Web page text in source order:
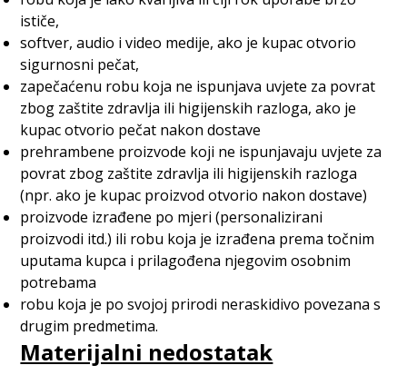
ističe,
softver, audio i video medije, ako je kupac otvorio
sigurnosni pečat,
zapečaćenu robu koja ne ispunjava uvjete za povrat
zbog zaštite zdravlja ili higijenskih razloga, ako je
kupac otvorio pečat nakon dostave
prehrambene proizvode koji ne ispunjavaju uvjete za
povrat zbog zaštite zdravlja ili higijenskih razloga
(npr. ako je kupac proizvod otvorio nakon dostave)
proizvode izrađene po mjeri (personalizirani
proizvodi itd.) ili robu koja je izrađena prema točnim
uputama kupca i prilagođena njegovim osobnim
potrebama
robu koja je po svojoj prirodi neraskidivo povezana s
drugim predmetima.
Materijalni nedostatak